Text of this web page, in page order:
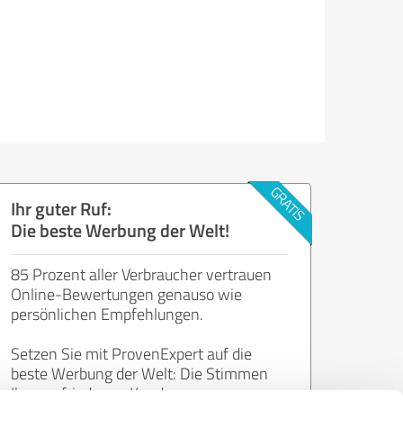
Ihr guter Ruf:
Die beste Werbung der Welt!
85 Prozent aller Verbraucher vertrauen
Online-Bewertungen genauso wie
persönlichen Empfehlungen.
Setzen Sie mit ProvenExpert auf die
beste Werbung der Welt: Die Stimmen
Ihrer zufriedenen Kunden.